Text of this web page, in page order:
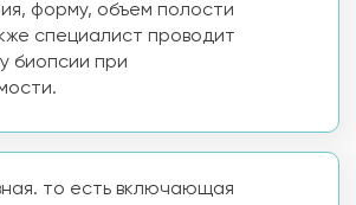
форму, объем полости
специалист проводит
биопсии при
то есть включающая